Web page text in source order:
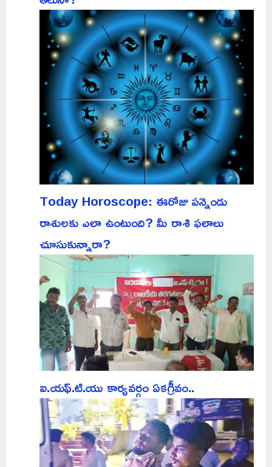
Today Horoscope: ఈరోజు పన్నెండు
రాశులకు ఎలా ఉంటుంది? మీ రాశి ఫలాలు
చూసుకున్నారా?
ఐ.యఫ్.టి.యు కార్యవర్గం ఏకగ్రీవం..